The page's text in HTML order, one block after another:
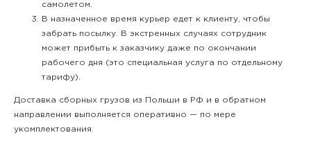
самолетом.
В назначенное время курьер едет к клиенту, чтобы
забрать посылку. В экстренных случаях сотрудник
может прибыть к заказчику даже по окончании
рабочего дня (это специальная услуга по отдельному
тарифу).
Доставка сборных грузов из Польши в РФ и в обратном
направлении выполняется оперативно — по мере
укомплектования.